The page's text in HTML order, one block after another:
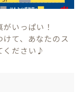
いっぱい！
けて、あなたのス
ください♪